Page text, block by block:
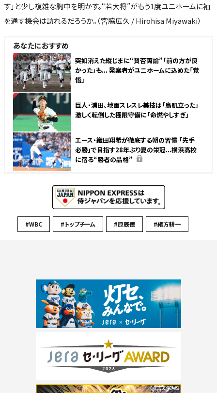
す」と少し複雑な胸中を明かす。“若大将”がもう1度ユニホームに袖
を通す機会は訪れるだろうか。（宮脇広久 / Hirohisa Miyawaki）
あなたにおすすめ
NEW
突如消えた縦じまに“賛否両論”「前の方が良
かった」も... 発案者がユニホームに込めた「覚
悟」
NEW
巨人・浦田、地面スレスレ美技は「鳥肌立った」
激しく転倒した極限守備に「命燃やしすぎ」
エース・織田翔希が徹底する朝の習慣 「先手
必勝」で目指す28年ぶり夏の栄冠...横浜高校
に宿る“勝者の品格”
#WBC #トップチーム #原辰徳 #緒方耕一